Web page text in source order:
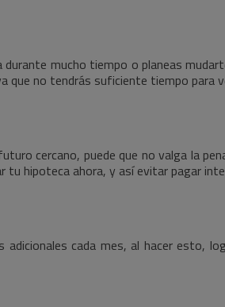
mucho tiempo o planeas
que no tendrás suficiente tiempo para
cercano, puede que no valga la
tu hipoteca ahora, y así evitar pagar
cada mes, al hacer esto,